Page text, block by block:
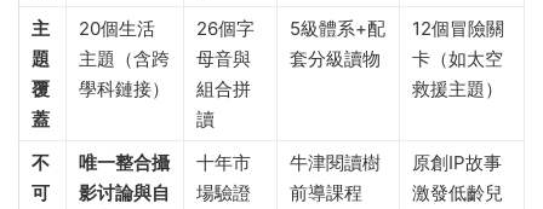
​主
題
覆
蓋​
20個生活
主題（含跨
學科鏈接）
26個字
母音與
組合拼
讀
5級體系+配
套分級讀物
12個冒險關
卡（如太空
救援主題）
​不
可
​唯一整合攝
影讨論與自
十年市
場驗證
牛津閱讀樹
前導課程
原創IP故事
激發低齡兒